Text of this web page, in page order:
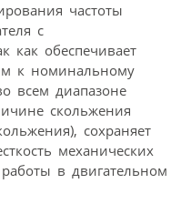
частоты
с
как обеспечивает
к номинальному
всем диапазоне
скольжения
сохраняет
механических
в двигательном